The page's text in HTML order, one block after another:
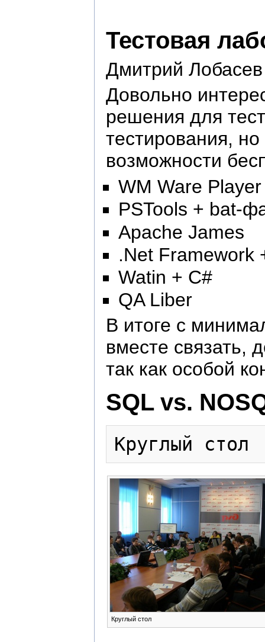
Тестовая
Дмитрий Лобасев
Довольно
решения для
тестирования,
возможности
WM Ware Player
PSTools + bat-
Apache James
.Net Framework
Watin + C#
QA Liber
В итоге с
вместе связать,
так как особой
SQL vs.
Круглый стол